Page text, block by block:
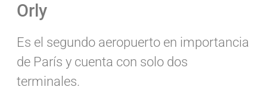
Orly
Es el segundo aeropuerto en importancia
de París y cuenta con solo dos
terminales.